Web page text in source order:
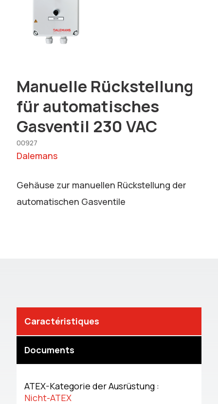
Manuelle Rückstellung
für automatisches
Gasventil 230 VAC
00927
Dalemans
Gehäuse zur manuellen Rückstellung der
automatischen Gasventile
Caractéristiques
Documents
ATEX-Kategorie der Ausrüstung :
Nicht-ATEX